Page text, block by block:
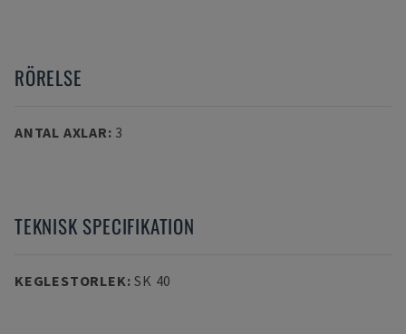
RÖRELSE
ANTAL AXLAR: 3
TEKNISK SPECIFIKATION
KEGLESTORLEK:SK 40